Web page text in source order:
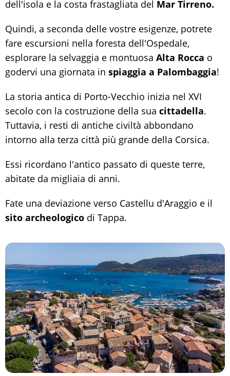
dell'isola e la costa frastagliata del Mar Tirreno.
Quindi, a seconda delle vostre esigenze, potrete
fare escursioni nella foresta dell'Ospedale,
esplorare la selvaggia e montuosa Alta Rocca o
godervi una giornata in spiaggia a Palombaggia!
La storia antica di Porto-Vecchio inizia nel XVI
secolo con la costruzione della sua cittadella.
Tuttavia, i resti di antiche civiltà abbondano
intorno alla terza città più grande della Corsica.
Essi ricordano l'antico passato di queste terre,
abitate da migliaia di anni.
Fate una deviazione verso Castellu d'Araggio e il
sito archeologico di Tappa.